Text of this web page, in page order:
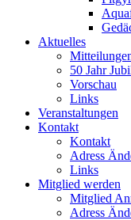
Aktuelles
50 Jahr
Vorschau
Links
Veranstaltungen
Kontakt
Kontakt
Adress
Links
Mitglied werden
Mitglied
Adress